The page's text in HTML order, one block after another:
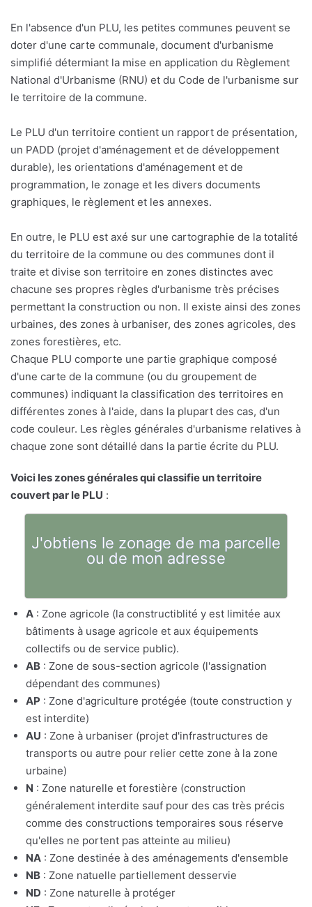
En l'absence d'un PLU, les petites communes peuvent se
doter d'une carte communale, document d'urbanisme
simplifié détermiant la mise en application du Règlement
National d'Urbanisme (RNU) et du Code de l'urbanisme sur
le territoire de la commune.
Le PLU d'un territoire contient un rapport de présentation,
un PADD (projet d'aménagement et de développement
durable), les orientations d'aménagement et de
programmation, le zonage et les divers documents
graphiques, le règlement et les annexes.
En outre, le PLU est axé sur une cartographie de la totalité
du territoire de la commune ou des communes dont il
traite et divise son territoire en zones distinctes avec
chacune ses propres règles d'urbanisme très précises
permettant la construction ou non. Il existe ainsi des zones
urbaines, des zones à urbaniser, des zones agricoles, des
zones forestières, etc.
Chaque PLU comporte une partie graphique composé
d'une carte de la commune (ou du groupement de
communes) indiquant la classification des territoires en
différentes zones à l'aide, dans la plupart des cas, d'un
code couleur. Les règles générales d'urbanisme relatives à
chaque zone sont détaillé dans la partie écrite du PLU.
Voici les zones générales qui classifie un territoire
couvert par le PLU :
J'obtiens le zonage de ma parcelle
ou de mon adresse
A : Zone agricole (la constructiblité y est limitée aux
bâtiments à usage agricole et aux équipements
collectifs ou de service public).
AB : Zone de sous-section agricole (l'assignation
dépendant des communes)
AP : Zone d'agriculture protégée (toute construction y
est interdite)
AU : Zone à urbaniser (projet d'infrastructures de
transports ou autre pour relier cette zone à la zone
urbaine)
N : Zone naturelle et forestière (construction
généralement interdite sauf pour des cas très précis
comme des constructions temporaires sous réserve
qu'elles ne portent pas atteinte au milieu)
NA : Zone destinée à des aménagements d'ensemble
NB : Zone natuelle partiellement desservie
ND : Zone naturelle à protéger